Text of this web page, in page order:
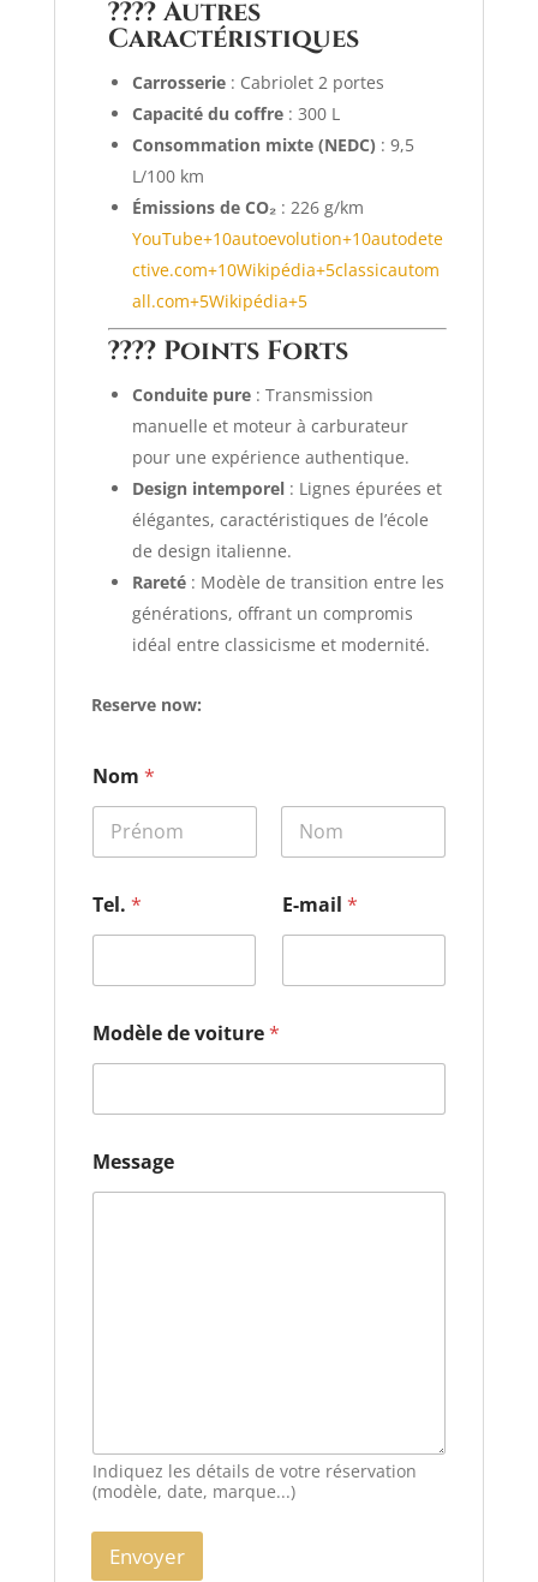
????️ Autres
Caractéristiques
Carrosserie: Cabriolet 2 portes
Capacité du coffre: 300 L
Consommation mixte (NEDC) : 9,5
L/100 km
Émissions de CO₂: 226 g/km
YouTube+10autoevolution+10autodete
ctive.com+10Wikipédia+5classicautom
all.com+5Wikipédia+5
???? Points Forts
Conduite pure: Transmission
manuelle et moteur à carburateur
pour une expérience authentique.
Design intemporel: Lignes épurées et
élégantes, caractéristiques de l’école
de design italienne.
Rareté: Modèle de transition entre les
générations, offrant un compromis
idéal entre classicisme et modernité.
Reserve now:
Nom *
Tel. *
M
e
s
a
E-mail *
Modèle de voiture*
Message
Indiquez les détails de votre réservation
(modèle, date, marque...)
Envoyer